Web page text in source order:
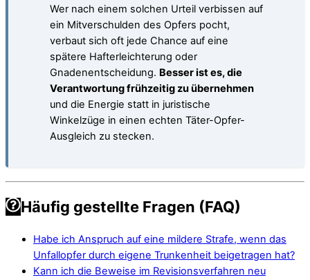
Wer nach einem solchen Urteil verbissen auf
ein Mitverschulden des Opfers pocht,
verbaut sich oft jede Chance auf eine
spätere Hafterleichterung oder
Gnadenentscheidung. Besser ist es, die
Verantwortung frühzeitig zu übernehmen
und die Energie statt in juristische
Winkelzüge in einen echten Täter-Opfer-
Ausgleich zu stecken.
Häufig gestellte Fragen (FAQ)
Habe ich Anspruch auf eine mildere Strafe, wenn das
Unfallopfer durch eigene Trunkenheit beigetragen hat?
Kann ich die Beweise im Revisionsverfahren neu